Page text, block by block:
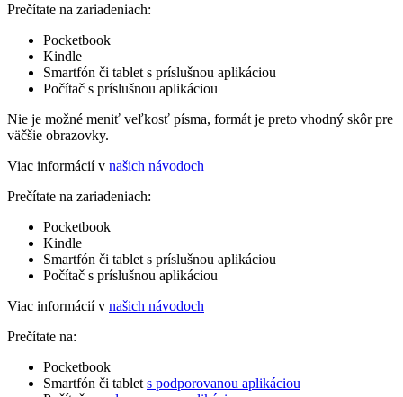
Prečítate na zariadeniach:
Pocketbook
Kindle
Smartfón či tablet s príslušnou aplikáciou
Počítač s príslušnou aplikáciou
Nie je možné meniť veľkosť písma, formát je preto vhodný skôr pre
väčšie obrazovky.
Viac informácií v našich návodoch
Prečítate na zariadeniach:
Pocketbook
Kindle
Smartfón či tablet s príslušnou aplikáciou
Počítač s príslušnou aplikáciou
Viac informácií v našich návodoch
Prečítate na:
Pocketbook
Smartfón či tablet s podporovanou aplikáciou